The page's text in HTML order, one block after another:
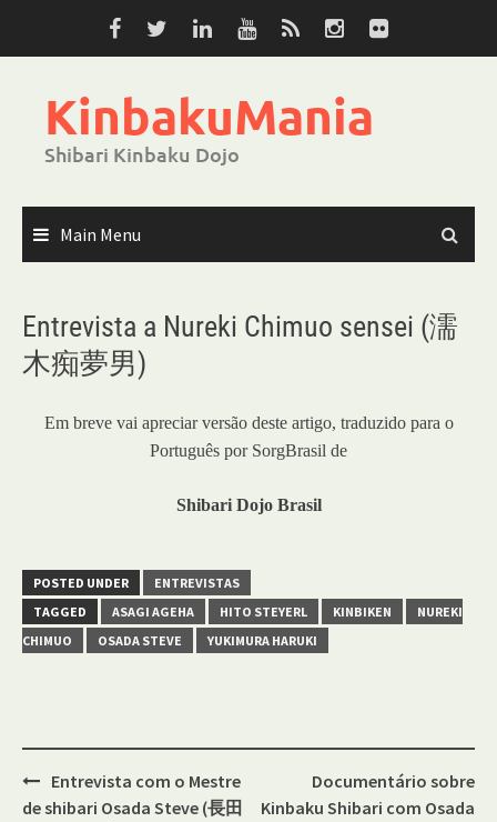
KinbakuMania
Shibari Kinbaku Dojo
Main Menu
Entrevista a Nureki Chimuo sensei (濡
木痴夢男)
Em breve vai apreciar versão deste artigo, traduzido para o
Português por SorgBrasil de
Shibari Dojo Brasil
POSTED UNDER
ENTREVISTAS
TAGGED
ASAGI AGEHA HITO STEYERL KINBIKEN
NUREKI
CHIMUO
OSADA STEVE YUKIMURA HARUKI
Post
navigation
Entrevista com o Mestre
de shibari Osada Steve (長田
Documentário sobre
Kinbaku Shibari com Osada